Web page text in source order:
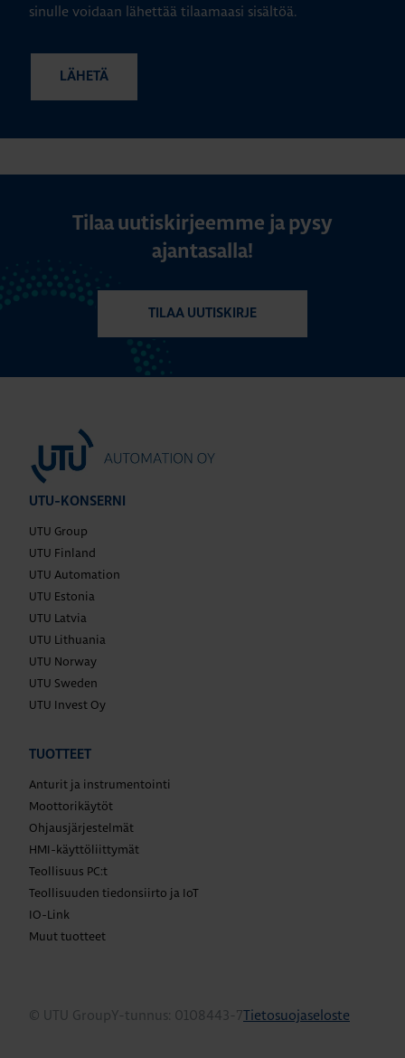
sinulle voidaan lähettää tilaamaasi sisältöä.
Tilaa uutiskirjeemme ja pysy
ajantasalla!
TILAA UUTISKIRJE
UTU-KONSERNI
UTU Group
UTU Finland
UTU Automation
UTU Estonia
UTU Latvia
UTU Lithuania
UTU Norway
UTU Sweden
UTU Invest Oy
TUOTTEET
Anturit ja instrumentointi
Moottorikäytöt
Ohjausjärjestelmät
HMI-käyttöliittymät
Teollisuus PC:t
Teollisuuden tiedonsiirto ja IoT
IO-Link
Muut tuotteet
© UTU GroupY-tunnus: 0108443-7Tietosuojaseloste